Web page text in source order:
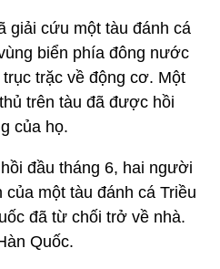
giải cứu một tàu đánh cá
biển phía đông nước
trặc về động cơ. Một
trên tàu đã được hồi
của họ.
đầu tháng 6, hai người
một tàu đánh cá Triều
đã từ chối trở về nhà.
Quốc.